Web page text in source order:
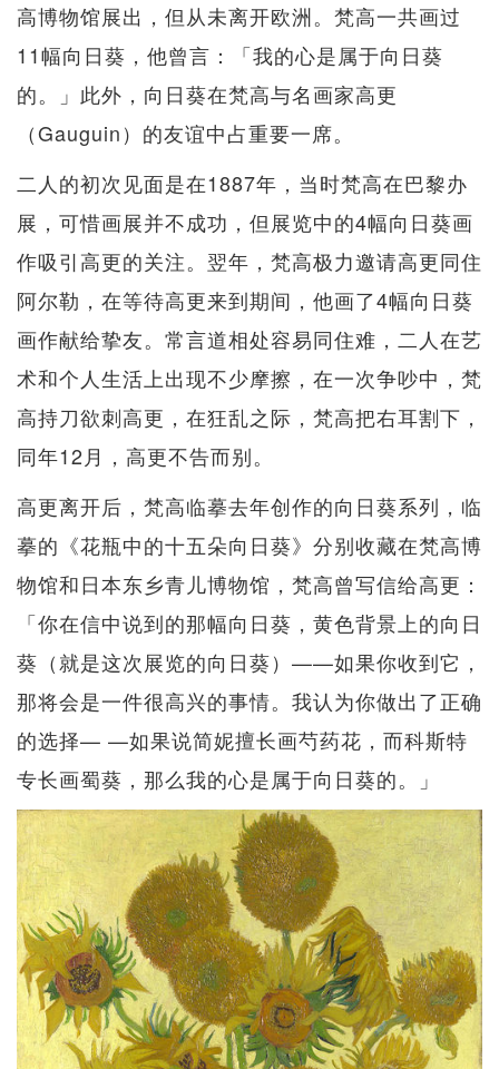
高博物馆展出，但从未离开欧洲。梵高一共画过
11幅向日葵，他曾言：「我的心是属于向日葵
的。」此外，向日葵在梵高与名画家高更
（Gauguin）的友谊中占重要一席。
二人的初次见面是在1887年，当时梵高在巴黎办
展，可惜画展并不成功，但展览中的4幅向日葵画
作吸引高更的关注。翌年，梵高极力邀请高更同住
阿尔勒，在等待高更来到期间，他画了4幅向日葵
画作献给挚友。常言道相处容易同住难，二人在艺
术和个人生活上出现不少摩擦，在一次争吵中，梵
高持刀欲刺高更，在狂乱之际，梵高把右耳割下，
同年12月，高更不告而别。
高更离开后，梵高临摹去年创作的向日葵系列，临
摹的《花瓶中的十五朵向日葵》分别收藏在梵高博
物馆和日本东乡青儿博物馆，梵高曾写信给高更：
「你在信中说到的那幅向日葵，黄色背景上的向日
葵（就是这次展览的向日葵）——如果你收到它，
那将会是一件很高兴的事情。我认为你做出了正确
的选择— —如果说简妮擅长画芍药花，而科斯特
专长画蜀葵，那么我的心是属于向日葵的。」